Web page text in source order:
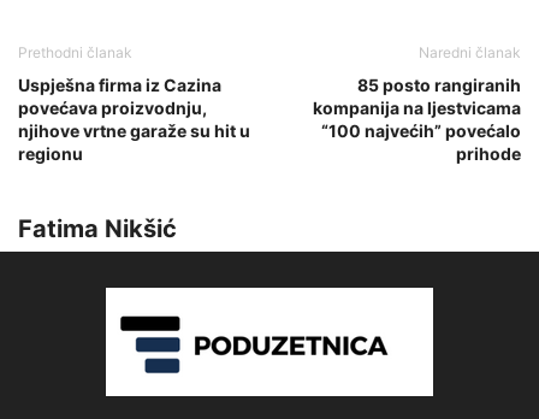
Prethodni članak
Uspješna firma iz Cazina
povećava proizvodnju,
njihove vrtne garaže su hit u
regionu
Naredni članak
85 posto rangiranih
kompanija na ljestvicama
“100 najvećih” povećalo
prihode
Fatima Nikšić